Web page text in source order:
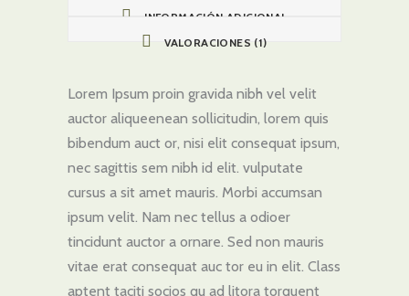
INFORMACIÓN ADICIONAL
VALORACIONES (1)
Lorem Ipsum proin gravida nibh vel velit
auctor aliqueenean sollicitudin, lorem quis
bibendum auct or, nisi elit consequat ipsum,
nec sagittis sem nibh id elit. vulputate
cursus a sit amet mauris. Morbi accumsan
ipsum velit. Nam nec tellus a odioer
tincidunt auctor a ornare. Sed non mauris
vitae erat consequat auc tor eu in elit. Class
aptent taciti socios qu ad litora torquent